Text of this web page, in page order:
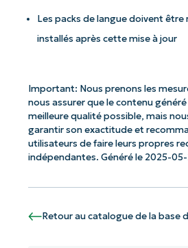
Les packs de langue doivent être
installés après cette mise à jour
Important: Nous prenons les
nous assurer que le contenu généré
meilleure qualité possible, mais
garantir son exactitude et
utilisateurs de faire leurs propres
indépendantes. Généré le 2025-
Retour au catalogue de la base